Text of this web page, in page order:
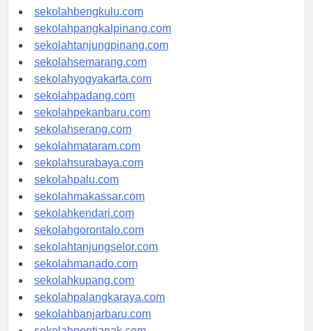
sekolahaceh.com
sekolahbengkulu.com
sekolahpangkalpinang.com
sekolahtanjungpinang.com
sekolahsemarang.com
sekolahyogyakarta.com
sekolahpadang.com
sekolahpekanbaru.com
sekolahserang.com
sekolahmataram.com
sekolahsurabaya.com
sekolahpalu.com
sekolahmakassar.com
sekolahkendari.com
sekolahgorontalo.com
sekolahtanjungselor.com
sekolahmanado.com
sekolahkupang.com
sekolahpalangkaraya.com
sekolahbanjarbaru.com